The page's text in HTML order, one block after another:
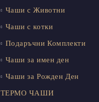
Чаши с Животни
Чаши с котки
Подаръчни Комплекти
Чаши за имен ден
Чаши за Рожден Ден
ТЕРМО ЧАШИ